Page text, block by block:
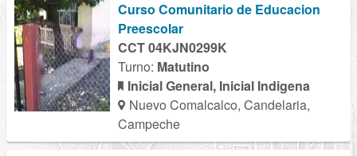
Curso Comunitario de Educacion
Preescolar
CCT 04KJN0299K
Turno: Matutino
Inicial General, Inicial Indigena
Nuevo Comalcalco, Candelaria,
Campeche